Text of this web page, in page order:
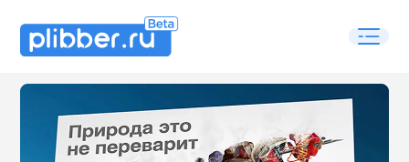
Some SEO Title